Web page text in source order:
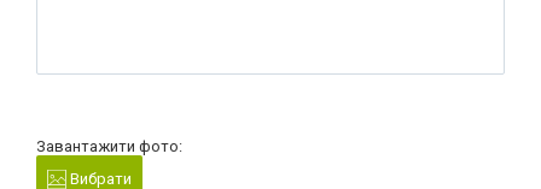
Завантажити фото:
Вибрати